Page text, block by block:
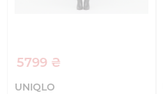
5799 ₴
UNIQLO